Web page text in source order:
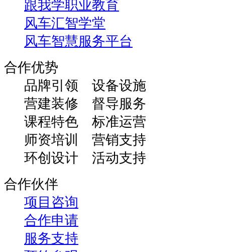
跟我学职业教育
风车汇智学堂
风车智慧服务平台
合作优势
品牌引领 设备设施
营建装修 督导服务
课程特色 标准运营
师资培训 营销支持
环创设计 活动支持
合作伙伴
项目咨询
合作申请
服务支持